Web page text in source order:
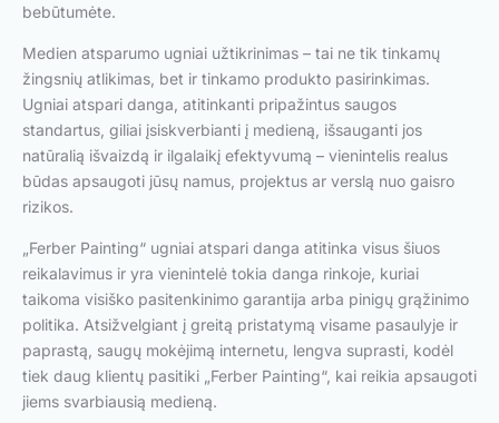
bebūtumėte.
Medien atsparumo ugniai užtikrinimas – tai ne tik tinkamų
žingsnių atlikimas, bet ir tinkamo produkto pasirinkimas.
Ugniai atspari danga, atitinkanti pripažintus saugos
standartus, giliai įsiskverbianti į medieną, išsauganti jos
natūralią išvaizdą ir ilgalaikį efektyvumą – vienintelis realus
būdas apsaugoti jūsų namus, projektus ar verslą nuo gaisro
rizikos.
„Ferber Painting“ ugniai atspari danga atitinka visus šiuos
reikalavimus ir yra vienintelė tokia danga rinkoje, kuriai
taikoma visiško pasitenkinimo garantija arba pinigų grąžinimo
politika. Atsižvelgiant į greitą pristatymą visame pasaulyje ir
paprastą, saugų mokėjimą internetu, lengva suprasti, kodėl
tiek daug klientų pasitiki „Ferber Painting“, kai reikia apsaugoti
jiems svarbiausią medieną.